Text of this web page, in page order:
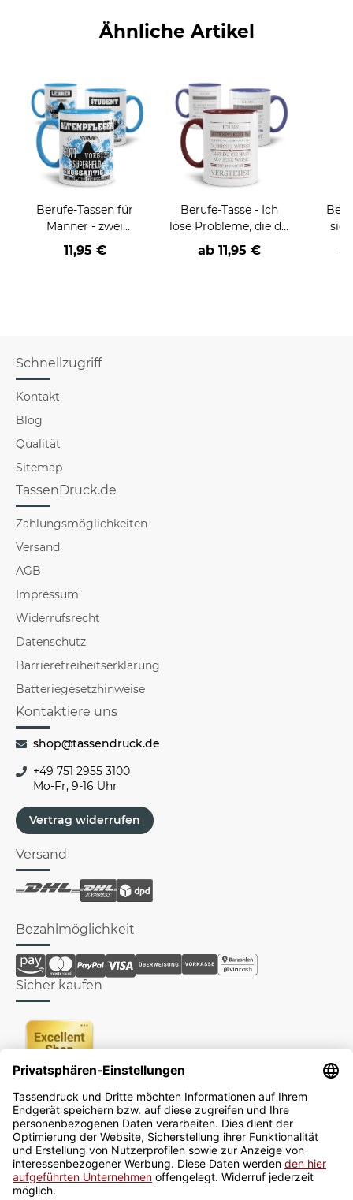
Ähnliche Artikel
Berufe-Tassen für
Männer - zwei
Farbvarianten
11,95 €
Berufe-Tasse - Ich
löse Probleme, die du
nicht verstehst -
verschiedene Berufe
ab 11,95 €
Schnellzugriff
Kontakt
Blog
Qualität
Sitemap
TassenDruck.de
Zahlungsmöglichkeiten
Versand
AGB
Impressum
Widerrufsrecht
Datenschutz
Barrierefreiheitserklärung
Batteriegesetzhinweise
Kontaktiere uns
shop@tassendruck.de
+49 751 2955 3100
Mo-Fr, 9-16 Uhr
Vertrag widerrufen
Versand
Bezahlmöglichkeit
Sicher kaufen
Newsletter